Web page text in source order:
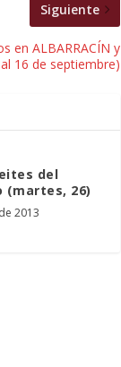
Siguiente
en ALBARRACÍN y
16 de septiembre)
del
(martes, 26)
2013